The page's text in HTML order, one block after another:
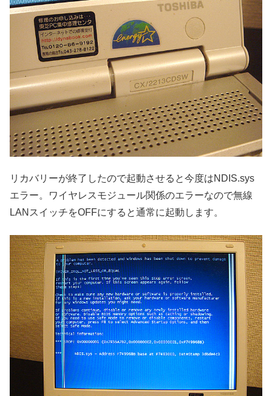
リカバリーが終了したので起動させると今度はNDIS.sys
エラー。ワイヤレスモジュール関係のエラーなので無線
LANスイッチをOFFにすると通常に起動します。